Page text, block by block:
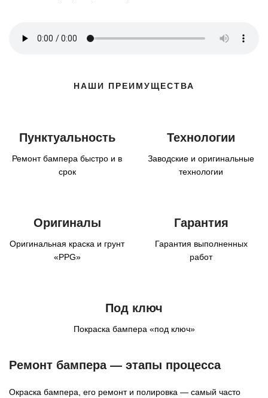
НАШИ ПРЕИМУЩЕСТВА
Пунктуальность
Ремонт бампера быстро и в
срок
Технологии
Заводские и оригинальные
технологии
Оригиналы
Оригинальная краска и грунт
«PPG»
Гарантия
Гарантия выполненных
работ
Под ключ
Покраска бампера «под ключ»
Ремонт бампера — этапы процесса
Окраска бампера, его ремонт и полировка — самый часто